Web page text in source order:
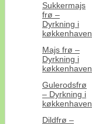
Sukkermajs
frø –
Dyrkning i
køkkenhaven
Majs frø –
Dyrkning i
køkkenhaven
Gulerodsfrø
– Dyrkning i
køkkenhaven
Dildfrø –